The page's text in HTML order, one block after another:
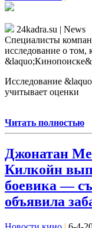
24kadra.su | News
Специалисты
исследование о
Исследование
учитывает оценки
Читать полностью
Джонатан
Килкойн
боевика —
объявила